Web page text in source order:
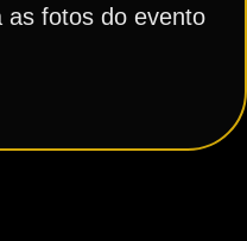
as fotos do evento